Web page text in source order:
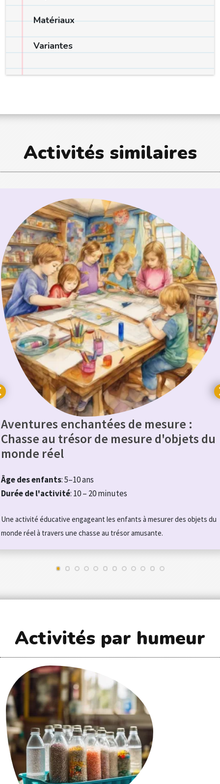
Matériaux
Variantes
Activités similaires
Aventures enchantées de mesure :
Chasse au trésor de mesure d'objets du
monde réel
Âge des enfants: 5–10 ans
Durée de l'activité: 10 – 20 minutes
Une activité éducative engageant les enfants à mesurer des objets du
monde réel à travers une chasse au trésor amusante.
Activités par humeur